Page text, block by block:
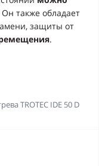
Он также обладает
защиты от
.
TROTEC IDE 50 D